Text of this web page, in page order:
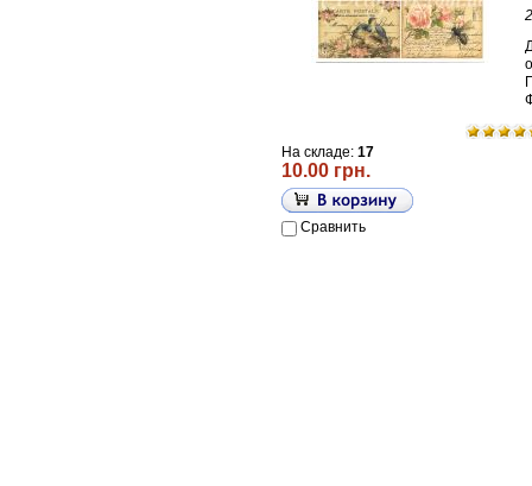
На складе: 17
10.00 грн.
Сравнить